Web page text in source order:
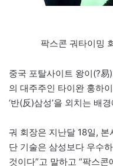
팍스콘 궈타이밍
중국 포탈사이트 왕이(?
의 대주주인 타이완 훙하
‘반(反)삼성’을 외치는 배
궈 회장은 지난달 18일, 본
단 기술은 삼성보다 우수
것이다”고 말하고 “팍스